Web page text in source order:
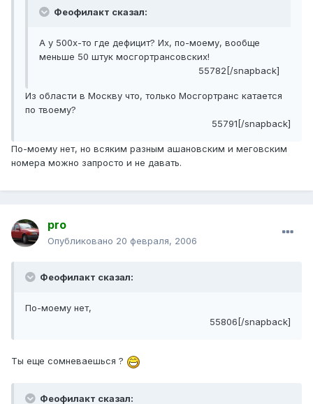
Феофилакт сказал:
А у 500х-то где дефицит? Их, по-моему, вообще
меньше 50 штук мосгортрансовских!
55782[/snapback]
Из области в Москву что, только Мосгортранс катается
по твоему?
55791[/snapback]
По-моему нет, но всяким разным ашановским и меговским
номера можно запросто и не давать.
pro
Опубликовано 20 февраля, 2006
Феофилакт сказал:
По-моему нет,
55806[/snapback]
Ты еще сомневаешься ?
Феофилакт сказал: